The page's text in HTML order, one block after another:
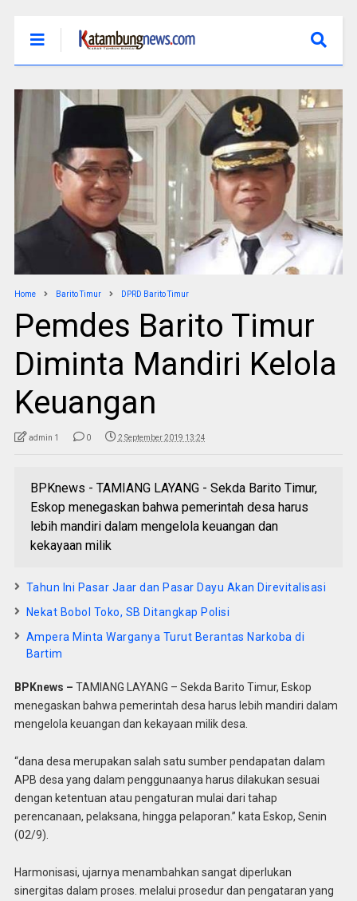
Home Barito Timur DPRD Barito Timur
Pemdes Barito Timur
Diminta Mandiri Kelola
Keuangan
admin 1 0 2 September 2019 13:24
BPKnews - TAMIANG LAYANG - Sekda Barito Timur,
Eskop menegaskan bahwa pemerintah desa harus
lebih mandiri dalam mengelola keuangan dan
kekayaan milik
Tahun Ini Pasar Jaar dan Pasar Dayu Akan Direvitalisasi
Nekat Bobol Toko, SB Ditangkap Polisi
Ampera Minta Warganya Turut Berantas Narkoba di
Bartim
BPKnews – TAMIANG LAYANG – Sekda Barito Timur, Eskop
menegaskan bahwa pemerintah desa harus lebih mandiri dalam
mengelola keuangan dan kekayaan milik desa.
“dana desa merupakan salah satu sumber pendapatan dalam
APB desa yang dalam penggunaanya harus dilakukan sesuai
dengan ketentuan atau pengaturan mulai dari tahap
perencanaan, pelaksana, hingga pelaporan.” kata Eskop, Senin
(02/9).
Harmonisasi, ujarnya menambahkan sangat diperlukan
sinergitas dalam proses. melalui prosedur dan pengataran yang